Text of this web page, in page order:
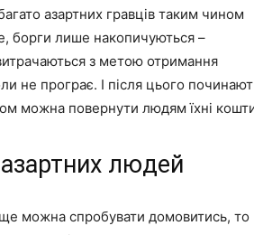
азартних гравців таким чином
борги лише накопичуються –
з метою отримання
не програє. І після цього
можна повернути людям їхні
людей
можна спробувати домовитись, то